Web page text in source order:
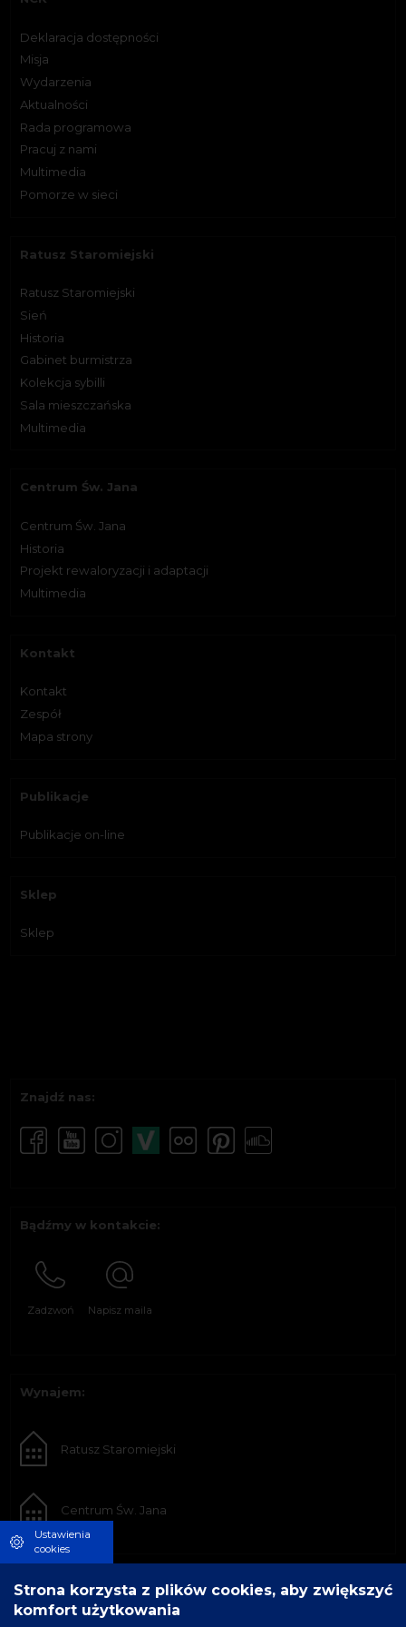
Deklaracja dostępności
Misja
Wydarzenia
Aktualności
Rada programowa
Pracuj z nami
Multimedia
Pomorze w sieci
Ratusz Staromiejski
Ratusz Staromiejski
Sień
Historia
Gabinet burmistrza
Kolekcja sybilli
Sala mieszczańska
Multimedia
Centrum Św. Jana
Centrum Św. Jana
Historia
Projekt rewaloryzacji i adaptacji
Multimedia
Kontakt
Kontakt
Zespół
Mapa strony
Publikacje
Publikacje on-line
Sklep
Sklep
Znajdź nas:
Bądźmy w kontakcie:
Zadzwoń Napisz maila
Wynajem:
Ratusz Staromiejski
Centrum Św. Jana
Ustawienia
cookies
Strona korzysta z plików cookies, aby zwiększyć
komfort użytkowania